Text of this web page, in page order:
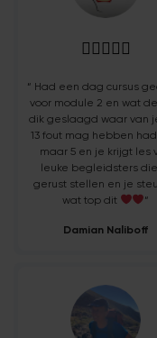

“ Had een dag cursus
voor module 2 en wat
dik geslaagd waar van
13 fout mag hebben
maar 5 en je krijgt les
leuke begleidsters
gerust stellen en je
wat top dit
“
Damian Naliboff